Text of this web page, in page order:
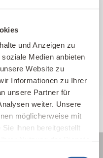
und Anzeigen zu
Medien anbieten
Website zu
Informationen zu Ihrer
unsere Partner für
weiter. Unsere
möglicherweise mit
ihnen bereitgestellt
nach Standort